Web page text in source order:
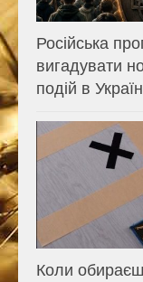
Російська
вигадувати
подій в
Коли